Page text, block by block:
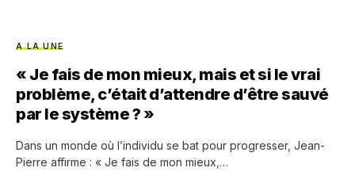
A LA UNE
« Je fais de mon mieux, mais et si le vrai
problème, c’était d’attendre d’être sauvé
par le système ? »
Dans un monde où l’individu se bat pour progresser, Jean-
Pierre affirme : « Je fais de mon mieux,…